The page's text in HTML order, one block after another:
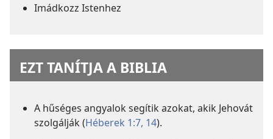
Imádkozz Istenhez
EZT TANÍTJA A BIBLIA
A hűséges angyalok segítik azokat, akik Jehovát
szolgálják (Héberek 1:7, 14).